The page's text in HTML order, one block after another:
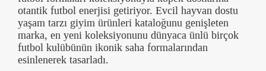
otantik futbol enerjisi getiriyor. Evcil hayvan dostu
yaşam tarzı giyim ürünleri kataloğunu genişleten
marka, en yeni koleksiyonunu dünyaca ünlü birçok
futbol kulübünün ikonik saha formalarından
esinlenerek tasarladı.